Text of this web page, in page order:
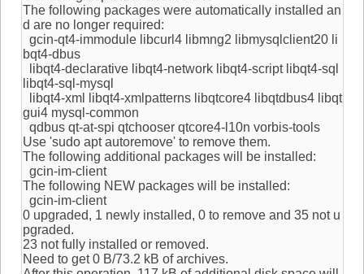
The following packages were automatically installed an
d are no longer required:
gcin-qt4-immodule libcurl4 libmng2 libmysqlclient20 li
bqt4-dbus
libqt4-declarative libqt4-network libqt4-script libqt4-sql
libqt4-sql-mysql
libqt4-xml libqt4-xmlpatterns libqtcore4 libqtdbus4 libqt
gui4 mysql-common
qdbus qt-at-spi qtchooser qtcore4-l10n vorbis-tools
Use 'sudo apt autoremove' to remove them.
The following additional packages will be installed:
gcin-im-client
The following NEW packages will be installed:
gcin-im-client
0 upgraded, 1 newly installed, 0 to remove and 35 not u
pgraded.
23 not fully installed or removed.
Need to get 0 B/73.2 kB of archives.